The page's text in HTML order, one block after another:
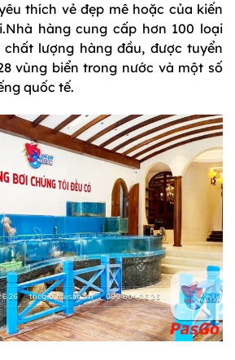
thích vẻ đẹp mê hoặc của kiến
hàng cung cấp hơn 100 loại
lượng hàng đầu, được tuyển
vùng biển trong nước và một số
quốc tế.